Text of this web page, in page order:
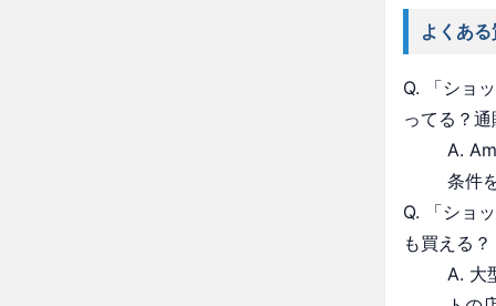
よくあ
Q. 「ショ
ってる？
A.
条件
Q. 「ショ
も買える？
A. 大